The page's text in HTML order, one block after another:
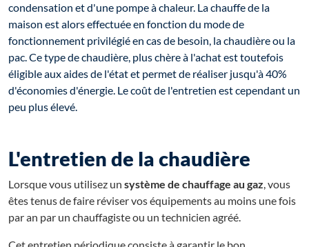
condensation et d'une pompe à chaleur. La chauffe de la
maison est alors effectuée en fonction du mode de
fonctionnement privilégié en cas de besoin, la chaudière ou la
pac. Ce type de chaudière, plus chère à l'achat est toutefois
éligible aux aides de l'état et permet de réaliser jusqu'à 40%
d'économies d'énergie. Le coût de l'entretien est cependant un
peu plus élevé.
L'entretien de la chaudière
Lorsque vous utilisez un système de chauffage au gaz, vous
êtes tenus de faire réviser vos équipements au moins une fois
par an par un chauffagiste ou un technicien agréé.